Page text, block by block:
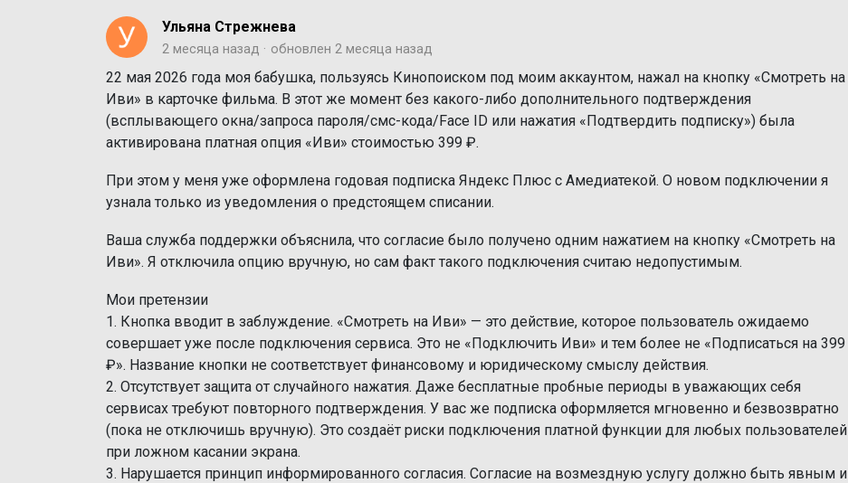
Ульяна Стрежнева
2 месяца назад обновлен 2 месяца назад
22 мая 2026 года моя бабушка, пользуясь Кинопоиском под моим аккаунтом, нажал на кнопку «Смотреть на
Иви» в карточке фильма. В этот же момент без какого-либо дополнительного подтверждения
(всплывающего окна/запроса пароля/смс-кода/Face ID или нажатия «Подтвердить подписку») была
активирована платная опция «Иви» стоимостью 399 ₽.
При этом у меня уже оформлена годовая подписка Яндекс Плюс с Амедиатекой. О новом подключении я
узнала только из уведомления о предстоящем списании.
Ваша служба поддержки объяснила, что согласие было получено одним нажатием на кнопку «Смотреть на
Иви». Я отключила опцию вручную, но сам факт такого подключения считаю недопустимым.
Мои претензии
1. Кнопка вводит в заблуждение. «Смотреть на Иви» — это действие, которое пользователь ожидаемо
совершает уже после подключения сервиса. Это не «Подключить Иви» и тем более не «Подписаться на 399
₽». Название кнопки не соответствует финансовому и юридическому смыслу действия.
2. Отсутствует защита от случайного нажатия. Даже бесплатные пробные периоды в уважающих себя
сервисах требуют повторного подтверждения. У вас же подписка оформляется мгновенно и безвозвратно
(пока не отключишь вручную). Это создаёт риски подключения платной функции для любых пользователей
при ложном касании экрана.
3. Нарушается принцип информированного согласия. Согласие на возмездную услугу должно быть явным и